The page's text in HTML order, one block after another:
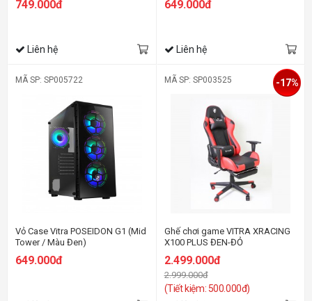
749.000đ
Liên hệ
649.000đ
Liên hệ
MÃ SP: SP005722
Vỏ Case Vitra POSEIDON G1 (Mid
Tower / Màu Đen)
649.000đ
MÃ SP: SP003525
Ghế chơi game VITRA XRACING
X100 PLUS ĐEN-ĐỎ
2.499.000đ
2.999.000đ
(Tiết kiệm: 500.000đ)
-17%